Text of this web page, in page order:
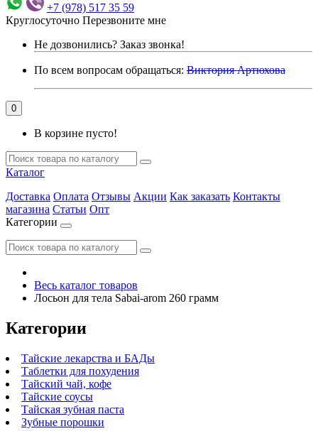
+7 (978) 517 35 59
Круглосуточно Перезвоните мне
Не дозвонились? Заказ звонка!
По всем вопросам обращаться: Виктория Артюхова
0
В корзине пусто!
Каталог
Доставка Оплата Отзывы Акции Как заказать Контакты
магазина Статьи Опт
Категории
Весь каталог товаров
Лосьон для тела Sabai-arom 260 грамм
Категории
Тайские лекарства и БАДы
Таблетки для похудения
Тайский чай, кофе
Тайские соусы
Тайская зубная паста
Зубные порошки